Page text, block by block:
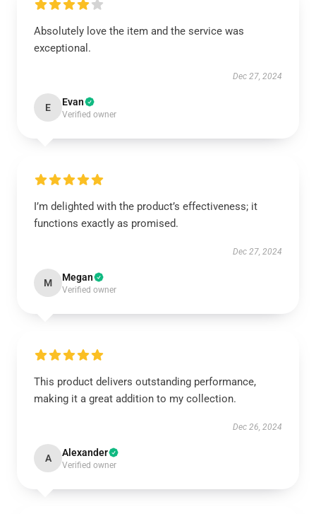
Absolutely love the item and the service was
exceptional.
Dec 27, 2024
E Evan
Verified owner
I’m delighted with the product’s effectiveness; it
functions exactly as promised.
Dec 27, 2024
M Megan
Verified owner
This product delivers outstanding performance,
making it a great addition to my collection.
Dec 26, 2024
A Alexander
Verified owner